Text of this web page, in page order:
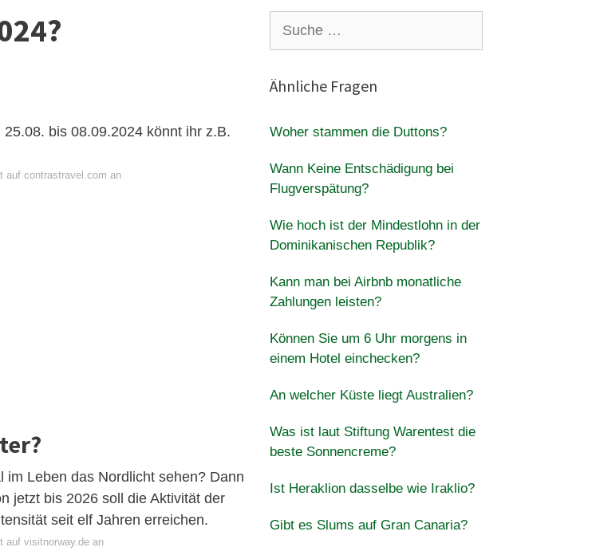
bis 08.09.2024 könnt ihr z.B.
auf contrastravel.com an
Leben das Nordlicht sehen? Dann
jetzt bis 2026 soll die Aktivität der
seit elf Jahren erreichen.
auf visitnorway.de an
nach:
Ähnliche Fragen
Woher stammen die Duttons?
Wann Keine Entschädigung bei
Flugverspätung?
Wie hoch ist der Mindestlohn in der
Dominikanischen Republik?
Kann man bei Airbnb monatliche
Zahlungen leisten?
Können Sie um 6 Uhr morgens in
einem Hotel einchecken?
An welcher Küste liegt Australien?
Was ist laut Stiftung Warentest die
beste Sonnencreme?
Ist Heraklion dasselbe wie Iraklio?
Gibt es Slums auf Gran Canaria?